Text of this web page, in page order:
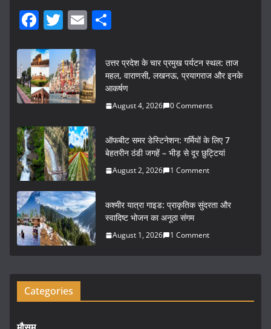
F
c
e
b
o
k
T
itt
er
E
ai
l
ar
e
उत्तर प्रदेश के चार प्रमुख पर्यटन स्थल: ताज
महल, वाराणसी, लखनऊ, प्रयागराज और इनके
आकर्षण
August 4, 2026 0 Comments
ऑफबीट समर डेस्टिनेशन: गर्मियों के लिए 7
बेहतरीन ठंडी जगहें – भीड़ से दूर छुट्टियां
August 2, 2026 1 Comment
कश्मीर यात्रा गाइड: प्राकृतिक सुंदरता और
स्वादिष्ट भोजन का अनूठा संगम
August 1, 2026 1 Comment
Categories